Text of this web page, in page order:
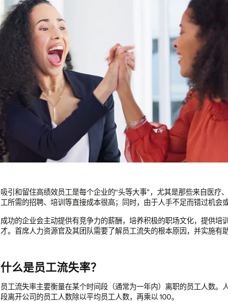
吸引和留住高绩效员工是每个企业的“头等大事”，尤其是那些来自医
工所需的招聘、培训等直接成本很高；同时，由于人手不足而错过机会
成功的企业会主动提供有竞争力的薪酬，培养积极的职场文化，提供
才。首席人力资源官及其团队需要了解员工流失的根本原因，并实施有
什么是员工流失率？
员工流失率主要衡量在某个时间段（通常为一年内）离职的员工人数
段离开公司的员工人数除以平均员工人数，再乘以 100。